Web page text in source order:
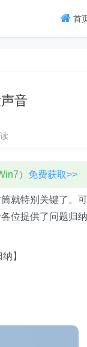
首
音
） 免费获取>>
就特别关键了。
位提供了问题归
】